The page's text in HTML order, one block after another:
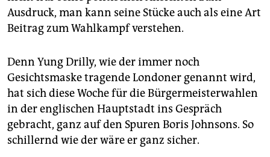
Ausdruck, man kann seine Stücke auch als eine Art
Beitrag zum Wahlkampf verstehen.
Denn Yung Drilly, wie der immer noch
Gesichtsmaske tragende Londoner genannt wird,
hat sich diese Woche für die Bürgermeisterwahlen
in der englischen Hauptstadt ins Gespräch
gebracht, ganz auf den Spuren Boris Johnsons. So
schillernd wie der wäre er ganz sicher.